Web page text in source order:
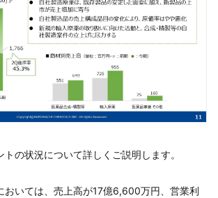
の状況について詳しくご説明します。
おいては、売上高が17億6,600万円、営業利